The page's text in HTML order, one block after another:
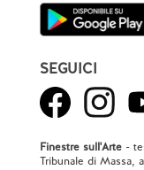
SEGUICI
Finestre sull'Arte-
Tribunale di Massa,